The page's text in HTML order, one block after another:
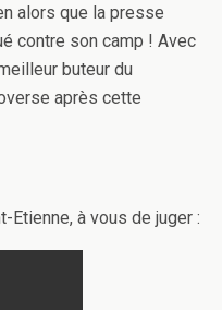
alors que la presse
contre son camp ! Avec
buteur du
après cette
Etienne, à vous de juger :